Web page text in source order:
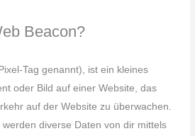
Beacon?
Tag genannt), ist ein kleines
oder Bild auf einer Website, das
auf der Website zu überwachen.
diverse Daten von dir mittels